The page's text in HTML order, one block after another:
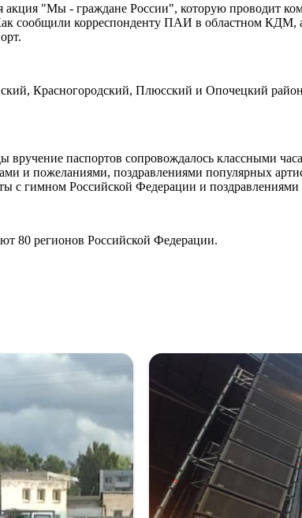
акция "Мы - граждане России", которую проводит
сообщили корреспонденту ПАИ в областном КДМ,
Красногородский, Плюсский и Опочецкий
паспортов сопровождалось классными
и пожеланиями, поздравлениями популярных
с гимном Российской Федерации и поздравлениями
80 регионов Российской Федерации.